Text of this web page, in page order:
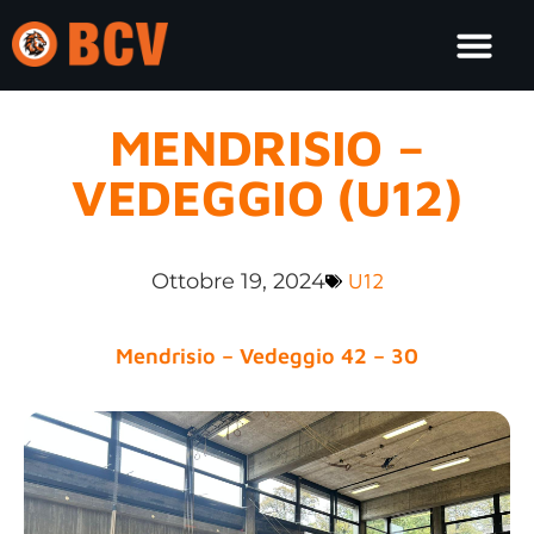
MENDRISIO –
VEDEGGIO (U12)
Ottobre 19, 2024 U12
Mendrisio – Vedeggio 42 – 30